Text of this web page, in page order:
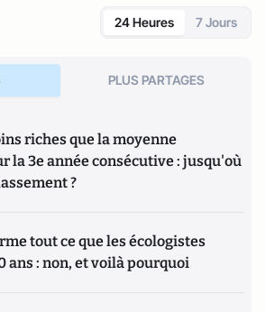
24 Heures 7 Jours
PLUS PARTAGES
riches que la moyenne
la 3e année consécutive : jusqu'où
?
tout ce que les écologistes
ans : non, et voilà pourquoi